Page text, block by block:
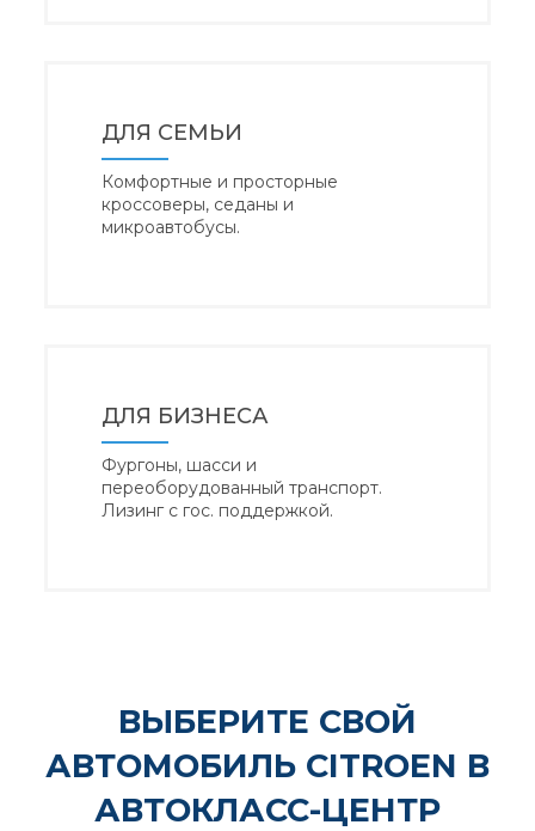
ДЛЯ СЕМЬИ
Комфортные и просторные
кроссоверы, седаны и
микроавтобусы.
ДЛЯ БИЗНЕСА
Фургоны, шасси и
переоборудованный транспорт.
Лизинг с гос. поддержкой.
ВЫБЕРИТЕ СВОЙ
АВТОМОБИЛЬ CITROEN В
АВТОКЛАСС-ЦЕНТР